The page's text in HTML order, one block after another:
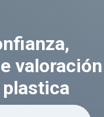
valoración